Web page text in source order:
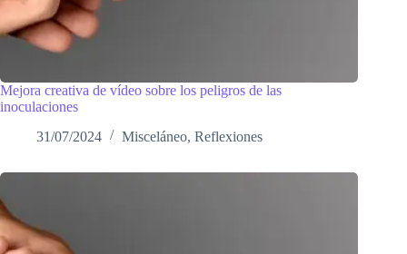
Mejora creativa de vídeo sobre los peligros de las
inoculaciones
31/07/2024
Misceláneo, Reflexiones